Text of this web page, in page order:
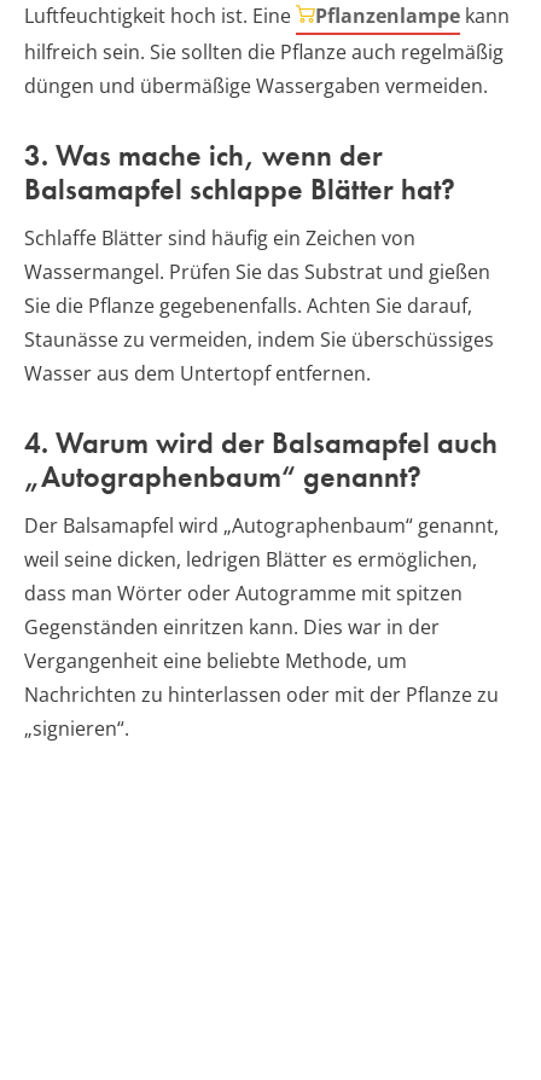
Luftfeuchtigkeit hoch ist. Eine
Pflanzenlampe kann
hilfreich sein. Sie sollten die Pflanze auch regelmäßig
düngen und übermäßige Wassergaben vermeiden.
3. Was mache ich, wenn der
Balsamapfel schlappe Blätter hat?
Schlaffe Blätter sind häufig ein Zeichen von
Wassermangel. Prüfen Sie das Substrat und gießen
Sie die Pflanze gegebenenfalls. Achten Sie darauf,
Staunässe zu vermeiden, indem Sie überschüssiges
Wasser aus dem Untertopf entfernen.
4. Warum wird der Balsamapfel auch
„Autographenbaum“ genannt?
Der Balsamapfel wird „Autographenbaum“ genannt,
weil seine dicken, ledrigen Blätter es ermöglichen,
dass man Wörter oder Autogramme mit spitzen
Gegenständen einritzen kann. Dies war in der
Vergangenheit eine beliebte Methode, um
Nachrichten zu hinterlassen oder mit der Pflanze zu
„signieren“.